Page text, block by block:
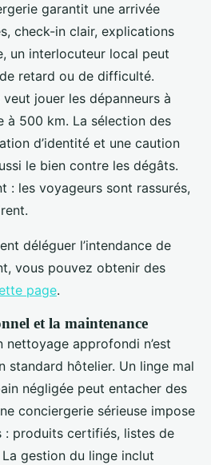
garantit une arrivée
check-in clair, explications
un interlocuteur local peut
retard ou de difficulté.
jouer les dépanneurs à
à 500 km. La sélection des
d’identité et une caution
le bien contre les dégâts.
: les voyageurs sont rassurés,
déléguer l’intendance de
vous pouvez obtenir des
page.
et la maintenance
nettoyage approfondi n’est
standard hôtelier. Un linge mal
négligée peut entacher des
conciergerie sérieuse impose
produits certifiés, listes de
gestion du linge inclut